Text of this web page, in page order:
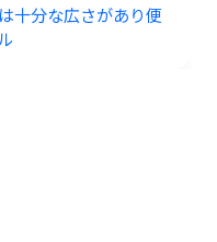
十分な広さがあり便